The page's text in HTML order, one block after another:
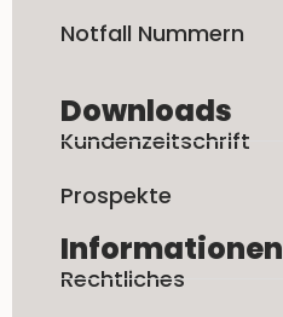
Notfall Nummern
Downloads
Kundenzeitschrift
Prospekte
Informationen
Rechtliches